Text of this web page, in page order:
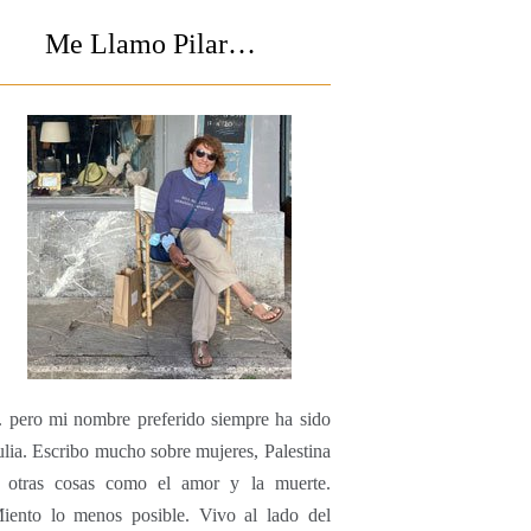
Me Llamo Pilar…
pero mi nombre preferido siempre ha sido
Escribo mucho sobre mujeres, Palestina
otras cosas como el amor y la muerte.
lo menos posible. Vivo al lado del